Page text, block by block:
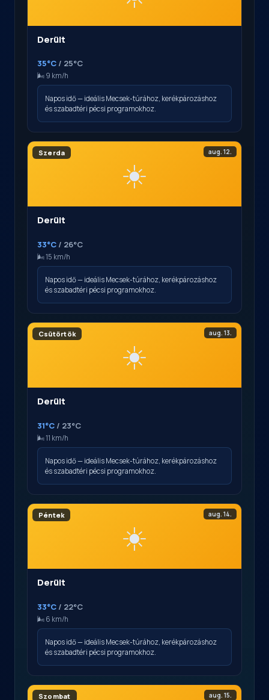
Derült
35°C / 25°C
🌬️ 9 km/h
Napos idő — ideális Mecsek-túrához, kerékpározáshoz
és szabadtéri pécsi programokhoz.
Szerda aug. 12.
☀️
Derült
33°C / 26°C
🌬️ 15 km/h
Napos idő — ideális Mecsek-túrához, kerékpározáshoz
és szabadtéri pécsi programokhoz.
Csütörtök aug. 13.
☀️
Derült
31°C / 23°C
🌬️ 11 km/h
Napos idő — ideális Mecsek-túrához, kerékpározáshoz
és szabadtéri pécsi programokhoz.
Péntek aug. 14.
☀️
Derült
33°C / 22°C
🌬️ 6 km/h
Napos idő — ideális Mecsek-túrához, kerékpározáshoz
és szabadtéri pécsi programokhoz.
Szombat aug. 15.